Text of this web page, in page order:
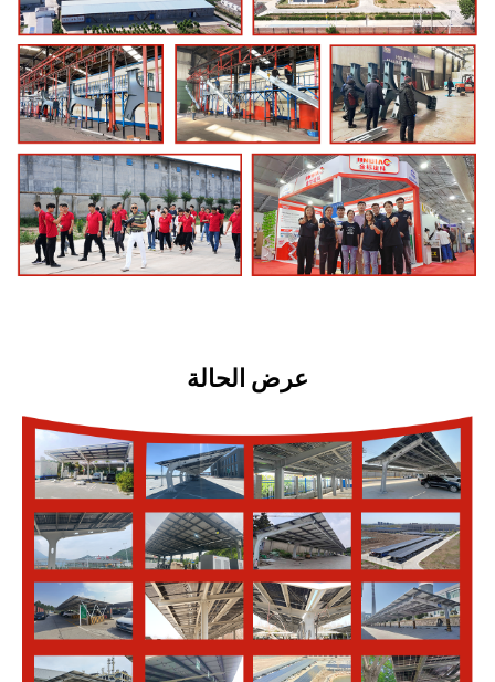
عرض الحالة